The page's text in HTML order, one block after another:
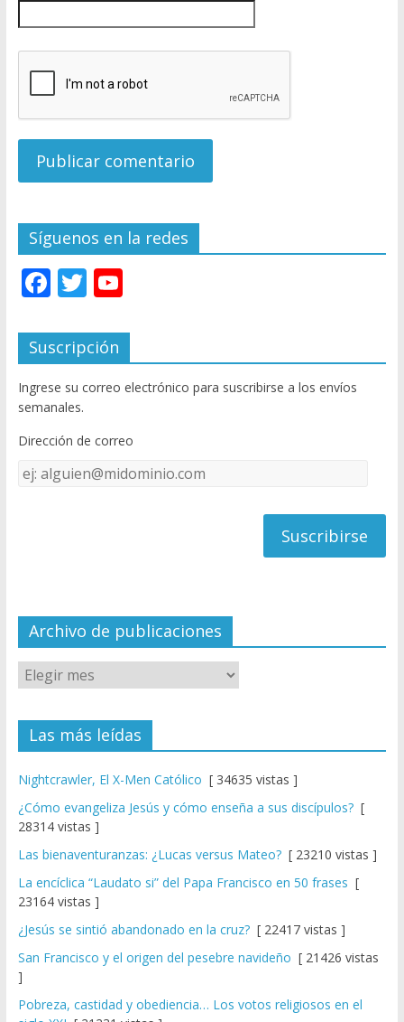
Síguenos en la redes
F
e
b
o
o
k
T
itt
er
Y
u
T
u
e
C
el
Suscripción
Ingrese su correo electrónico para suscribirse a los envíos
semanales.
Dirección de correo
Dirección
de
Archivo de publicaciones
Las más leídas
Nightcrawler, El X-Men Católico [ 34635 vistas ]
¿Cómo evangeliza Jesús y cómo enseña a sus discípulos?[
28314 vistas ]
Las bienaventuranzas: ¿Lucas versus Mateo?[ 23210 vistas ]
La encíclica “Laudato si” del Papa Francisco en 50 frases [
23164 vistas ]
¿Jesús se sintió abandonado en la cruz?[ 22417 vistas ]
San Francisco y el origen del pesebre navideño [ 21426 vistas
]
Pobreza, castidad y obediencia… Los votos religiosos en el